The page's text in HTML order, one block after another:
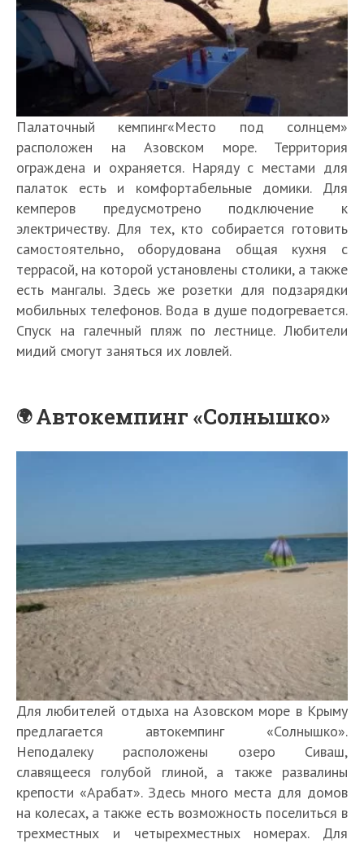
Палаточный кемпинг«Место под солнцем»
расположен на Азовском море. Территория
ограждена и охраняется. Наряду с местами для
палаток есть и комфортабельные домики. Для
кемперов предусмотрено подключение к
электричеству. Для тех, кто собирается готовить
самостоятельно, оборудована общая кухня с
террасой, на которой установлены столики, а также
есть мангалы. Здесь же розетки для подзарядки
мобильных телефонов. Вода в душе подогревается.
Спуск на галечный пляж по лестнице. Любители
мидий смогут заняться их ловлей.
Автокемпинг «Солнышко»
Для любителей отдыха на Азовском море в Крыму
предлагается автокемпинг «Солнышко».
Неподалеку расположены озеро Сиваш,
славящееся голубой глиной, а также развалины
крепости «Арабат». Здесь много места для домов
на колесах, а также есть возможность поселиться в
трехместных и четырехместных номерах. Для